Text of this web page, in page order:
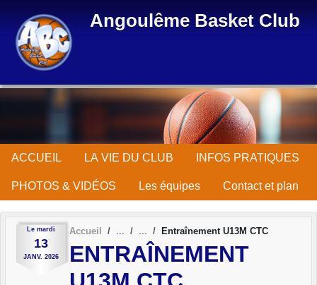
Angoulême Basket Club
ACCUEIL LA VIE DU CLUB INFOS PRATIQUES
PHOTOS & VIDÉOS Les équipes Contact et plan
Le mardi
13
JANV. 2026
Accueil Entraînement U13M CTC
ENTRAÎNEMENT